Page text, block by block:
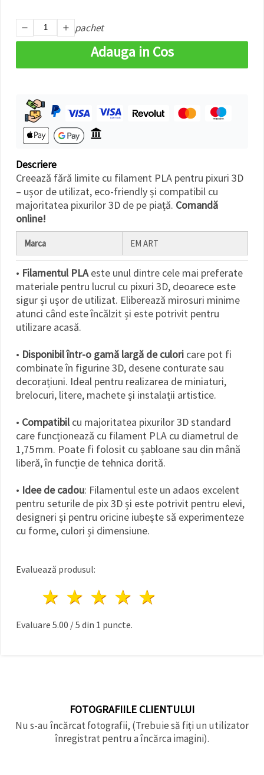
Аcceptati
Setări
pachet
Adauga in Cos
Descriere
Creează fără limite cu filament PLA pentru pixuri 3D
– ușor de utilizat, eco-friendly și compatibil cu
majoritatea pixurilor 3D de pe piață. Comandă
online!
Marca EM ART
• Filamentul PLA este unul dintre cele mai preferate
materiale pentru lucrul cu pixuri 3D, deoarece este
sigur și ușor de utilizat. Eliberează mirosuri minime
atunci când este încălzit și este potrivit pentru
utilizare acasă.
• Disponibil într-o gamă largă de culori care pot fi
combinate în figurine 3D, desene conturate sau
decorațiuni. Ideal pentru realizarea de miniaturi,
brelocuri, litere, machete și instalații artistice.
• Compatibil cu majoritatea pixurilor 3D standard
care funcționează cu filament PLA cu diametrul de
1,75 mm. Poate fi folosit cu șabloane sau din mână
liberă, în funcție de tehnica dorită.
• Idee de cadou: Filamentul este un adaos excelent
pentru seturile de pix 3D și este potrivit pentru elevi,
designeri și pentru oricine iubește să experimenteze
cu forme, culori și dimensiune.
Evaluează produsul:
4 stele
3 stele
2 stele
1 stea
Evaluare 5.00 /5 din 1 puncte.
FOTOGRAFIILE CLIENTULUI
Nu s-au încărcat fotografii, (Trebuie să fiți un utilizator
înregistrat pentru a încărca imagini).